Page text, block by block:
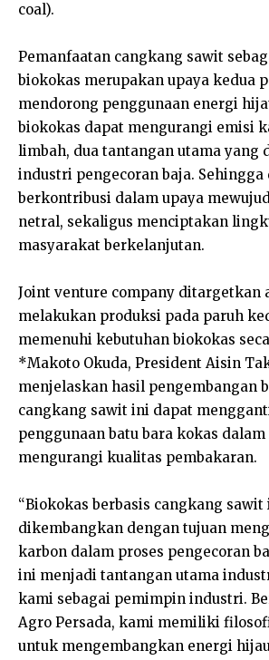
coal).
Pemanfaatan cangkang sawit
biokokas merupakan upaya kedua
mendorong penggunaan energi
biokokas dapat mengurangi emisi
limbah, dua tantangan utama yang
industri pengecoran baja. Sehingga
berkontribusi dalam upaya
netral, sekaligus menciptakan
masyarakat berkelanjutan.
Joint venture company ditargetkan
melakukan produksi pada paruh
memenuhi kebutuhan biokokas
*Makoto Okuda, President Aisin
menjelaskan hasil pengembangan
cangkang sawit ini dapat
penggunaan batu bara kokas
mengurangi kualitas pembakaran.
“Biokokas berbasis cangkang sawit
dikembangkan dengan tujuan
karbon dalam proses pengecoran
ini menjadi tantangan utama
kami sebagai pemimpin industri.
Agro Persada, kami memiliki
untuk mengembangkan energi